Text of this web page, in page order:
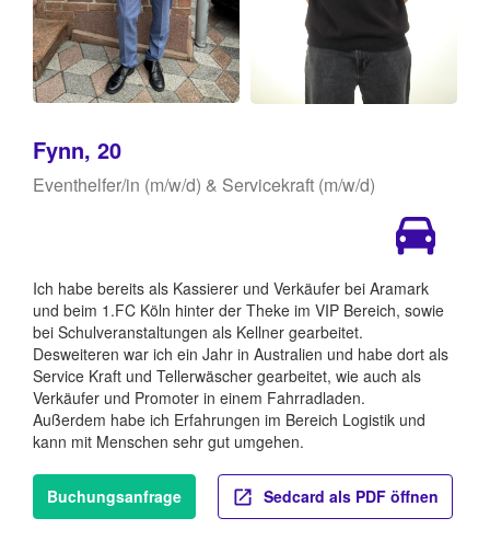
Fynn, 20
Eventhelfer/in (m/w/d) & Servicekraft (m/w/d)
Ich habe bereits als Kassierer und Verkäufer bei Aramark
und beim 1.FC Köln hinter der Theke im VIP Bereich, sowie
bei Schulveranstaltungen als Kellner gearbeitet.
Desweiteren war ich ein Jahr in Australien und habe dort als
Service Kraft und Tellerwäscher gearbeitet, wie auch als
Verkäufer und Promoter in einem Fahrradladen.
Außerdem habe ich Erfahrungen im Bereich Logistik und
kann mit Menschen sehr gut umgehen.
Buchungsanfrage Sedcard als PDF öffnen